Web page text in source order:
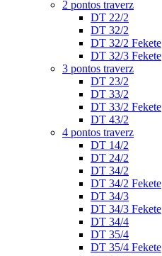
2 pontos traverz
DT 22/2
DT 32/2
DT 32/2 Fekete
DT 32/3 Fekete
3 pontos traverz
DT 23/2
DT 33/2
DT 33/2 Fekete
DT 43/2
4 pontos traverz
DT 14/2
DT 24/2
DT 34/2
DT 34/2 Fekete
DT 34/3
DT 34/3 Fekete
DT 34/4
DT 35/4
DT 35/4 Fekete